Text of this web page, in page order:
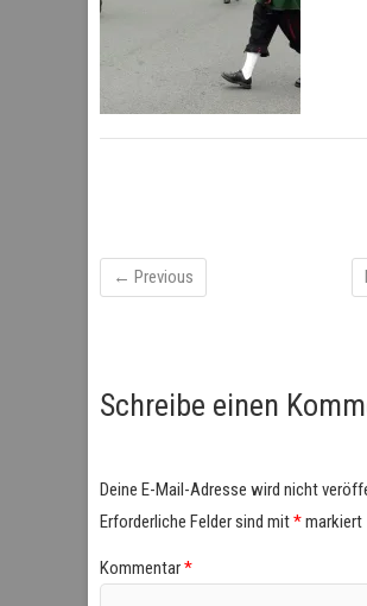
← Previous
Schreibe einen
Deine E-Mail-Adresse wird nicht
Erforderliche Felder sind mit*markiert
Kommentar*